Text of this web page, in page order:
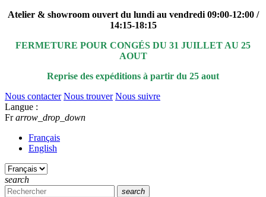
Atelier & showroom ouvert du lundi au vendredi 09:00-12:00 /
14:15-18:15
FERMETURE POUR CONGÉS DU 31 JUILLET AU 25
AOUT
Reprise des expéditions à partir du 25 aout
Nous contacter Nous trouver Nous suivre
Langue :
Fr arrow_drop_down
Français
English
search
search